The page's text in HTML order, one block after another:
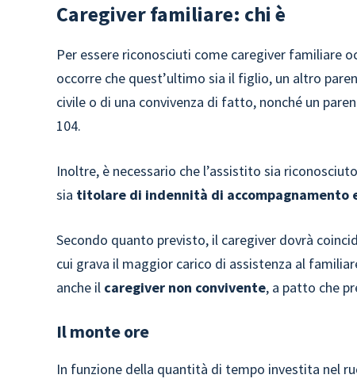
Caregiver familiare: chi è
Per essere riconosciuti come caregiver familiare
occorre che quest’ultimo sia il figlio, un altro
civile o di una convivenza di fatto, nonché un
104.
Inoltre, è necessario che l’assistito sia
sia titolare di indennità di accompagnamento
Secondo quanto previsto, il caregiver dovrà
cui grava il maggior carico di assistenza al
anche il caregiver non convivente, a patto che
Il monte ore
In funzione della quantità di tempo investita nel